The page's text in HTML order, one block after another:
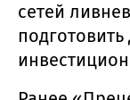
сетей